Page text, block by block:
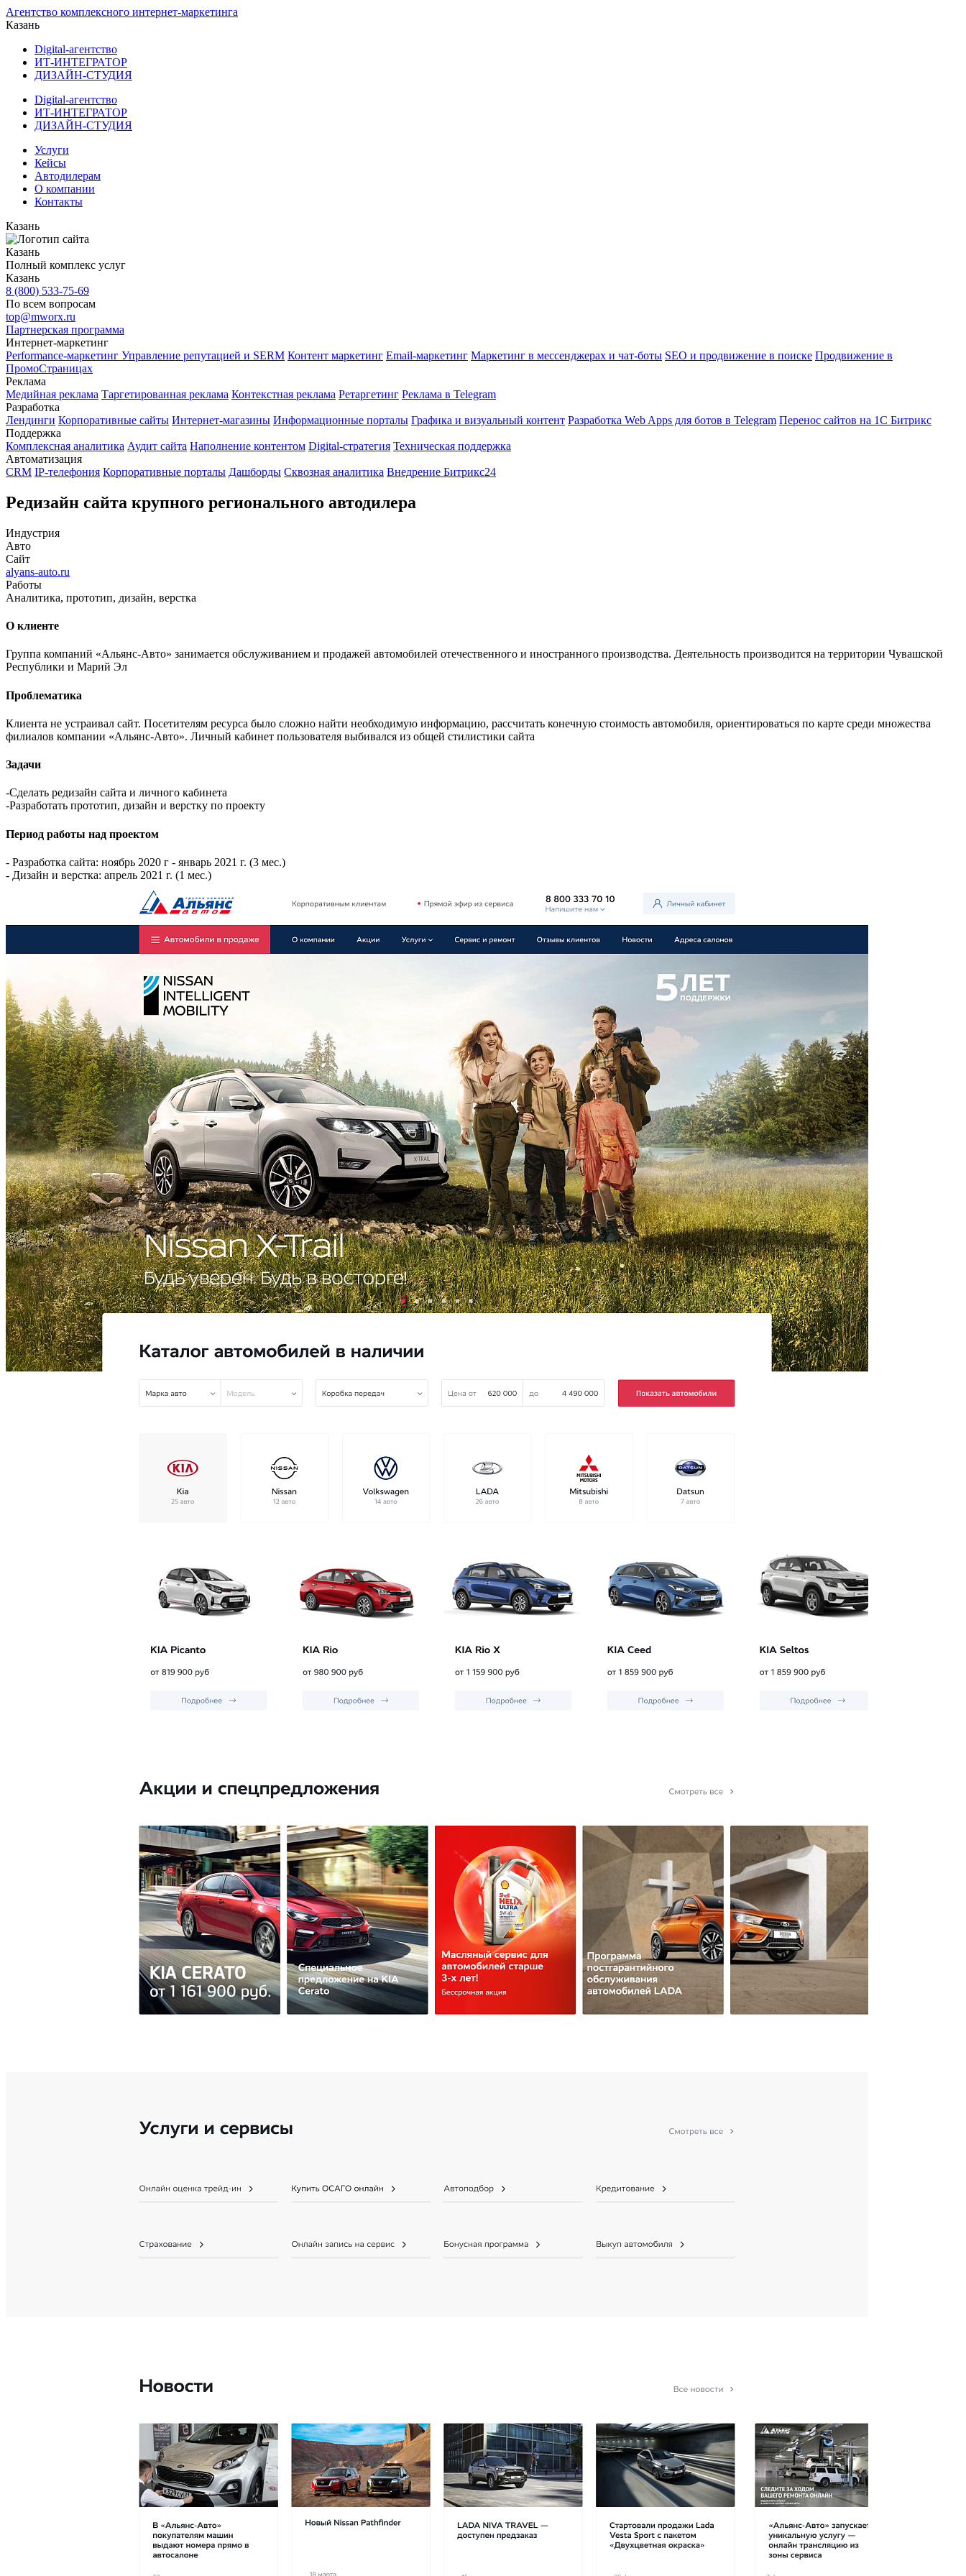
Агентство комплексного интернет-маркетинга
Казань
Digital-агентство
ИТ-ИНТЕГРАТОР
ДИЗАЙН-СТУДИЯ
Digital-агентство
ИТ-ИНТЕГРАТОР
ДИЗАЙН-СТУДИЯ
Услуги
Кейсы
Автодилерам
О компании
Контакты
Казань
Казань
Полный комплекс услуг
Казань
8 (800) 533-75-69
По всем вопросам
top@mworx.ru
Партнерская программа
Интернет-маркетинг
Performance-маркетинг Управление репутацией и SERM Контент маркетинг Email-маркетинг Маркетинг в мессенджерах и чат-боты SEO и продвижение в поиске Продвижение в
ПромоСтраницах
Реклама
Медийная реклама Таргетированная реклама Контекстная реклама Ретаргетинг Реклама в Telegram
Разработка
Лендинги Корпоративные сайты Интернет-магазины Информационные порталы Графика и визуальный контент Разработка Web Apps для ботов в Telegram Перенос сайтов на 1С Битрикс
Поддержка
Комплексная аналитика Аудит сайта Наполнение контентом Digital-стратегия Техническая поддержка
Автоматизация
CRM IP-телефония Корпоративные порталы Дашборды Сквозная аналитика Внедрение Битрикс24
Редизайн сайта крупного регионального автодилера
Индустрия
Авто
Сайт
alyans-auto.ru
Работы
Аналитика, прототип, дизайн, верстка
О клиенте
Группа компаний «Альянс-Авто» занимается обслуживанием и продажей автомобилей отечественного и иностранного производства. Деятельность производится на территории Чувашской
Республики и Марий Эл
Проблематика
Клиента не устраивал сайт. Посетителям ресурса было сложно найти необходимую информацию, рассчитать конечную стоимость автомобиля, ориентироваться по карте среди множества
филиалов компании «Альянс-Авто». Личный кабинет пользователя выбивался из общей стилистики сайта
Задачи
-Сделать редизайн сайта и личного кабинета
-Разработать прототип, дизайн и верстку по проекту
Период работы над проектом
- Разработка сайта: ноябрь 2020 г - январь 2021 г. (3 мес.)
- Дизайн и верстка: апрель 2021 г. (1 мес.)